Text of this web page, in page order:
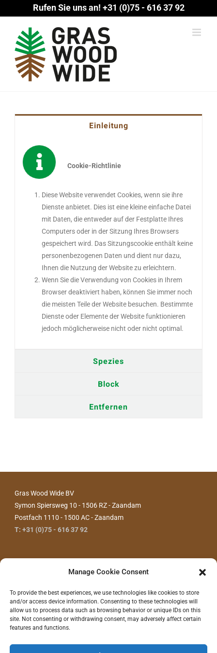
Manage Cookie Consent
To provide the best experiences, we use technologies like cookies to store
and/or access device information. Consenting to these technologies will
allow us to process data such as browsing behavior or unique IDs on this
site. Not consenting or withdrawing consent, may adversely affect certain
features and functions.
Inhalt
springen
Rufen Sie uns an! +31 (0)75 - 616 37 92
Einleitung
Cookie-Richtlinie
Diese Website verwendet Cookies, wenn sie ihre
Dienste anbietet. Dies ist eine kleine einfache Datei
mit Daten, die entweder auf der Festplatte Ihres
Computers oder in der Sitzung Ihres Browsers
gespeichert wird. Das Sitzungscookie enthält keine
personenbezogenen Daten und dient nur dazu,
Ihnen die Nutzung der Website zu erleichtern.
Wenn Sie die Verwendung von Cookies in Ihrem
Browser deaktiviert haben, können Sie immer noch
die meisten Teile der Website besuchen. Bestimmte
Dienste oder Elemente der Website funktionieren
jedoch möglicherweise nicht oder nicht optimal.
Spezies
Block
Entfernen
Gras Wood Wide BV
Symon Spiersweg 10 - 1506 RZ - Zaandam
Postfach 1110 - 1500 AC - Zaandam
T: +31 (0)75 - 616 37 92